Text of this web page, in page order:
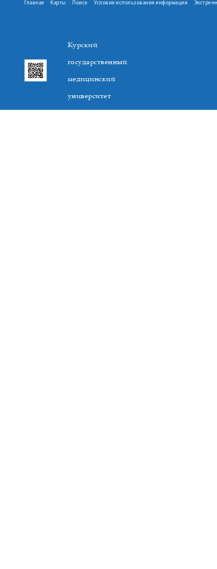
Главная Карты Поиск Условия использования информации
Курский
государственный
медицинский
университет